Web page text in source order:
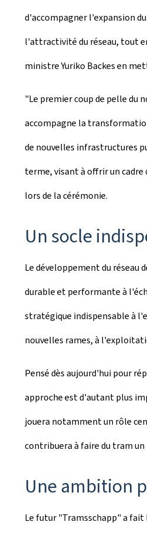
d'accompagner l'expansion
l'attractivité du réseau, tout
ministre Yuriko Backes en
"Le premier coup de pelle du
accompagne la
de nouvelles infrastructures
terme, visant à offrir un cadre
lors de la cérémonie.
Un socle
Le développement du
durable et performante à
stratégique indispensable à
nouvelles rames, à
Pensé dès aujourd'hui pour
approche est d'autant plus
jouera notamment un rôle
contribuera à faire du tram
Une ambition
Le futur "Tramsschapp" a fait